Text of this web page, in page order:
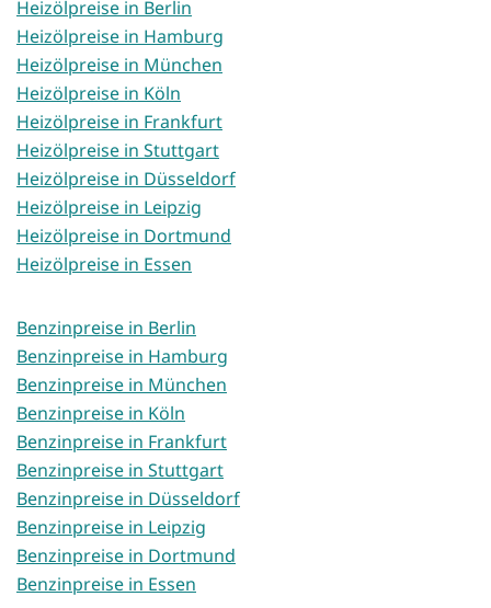
Heizölpreise in Berlin
Heizölpreise in Hamburg
Heizölpreise in München
Heizölpreise in Köln
Heizölpreise in Frankfurt
Heizölpreise in Stuttgart
Heizölpreise in Düsseldorf
Heizölpreise in Leipzig
Heizölpreise in Dortmund
Heizölpreise in Essen
Benzinpreise in Berlin
Benzinpreise in Hamburg
Benzinpreise in München
Benzinpreise in Köln
Benzinpreise in Frankfurt
Benzinpreise in Stuttgart
Benzinpreise in Düsseldorf
Benzinpreise in Leipzig
Benzinpreise in Dortmund
Benzinpreise in Essen